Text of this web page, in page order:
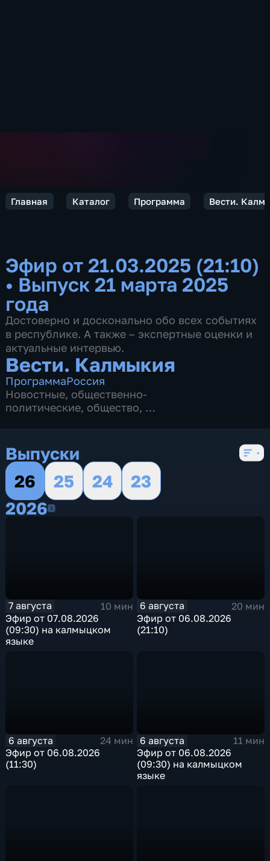
Главная Каталог Программа Вести.
Эфир от 21.03.2025 (21:10)
• Выпуск 21 марта 2025
года
Достоверно и досконально обо всех событиях
в республике. А также – экспертные оценки и
актуальные интервью.
Вести. Калмыкия
ПрограммаРоссия
Новостные, общественно-
политические, общество,
Выпуски
26
25 24
23
20262026
7 августа
10 мин
Эфир от 07.08.2026
(09:30) на калмыцком
языке
6 августа
20 мин
Эфир от 06.08.2026
(21:10)
6 августа
24 мин
Эфир от 06.08.2026
(11:30)
6 августа
11 мин
Эфир от 06.08.2026
(09:30) на калмыцком
языке